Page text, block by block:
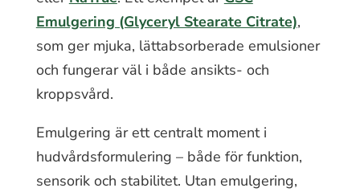
Emulgering (Glyceryl Stearate Citrate),
som ger mjuka, lättabsorberade emulsioner
och fungerar väl i både ansikts- och
kroppsvård.
Emulgering är ett centralt moment i
hudvårdsformulering – både för funktion,
sensorik och stabilitet. Utan emulgering,